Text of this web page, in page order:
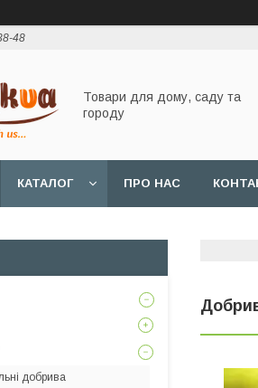
48
Товари для дому, саду та
городу
КАТАЛОГ ПРО НАС
добрива